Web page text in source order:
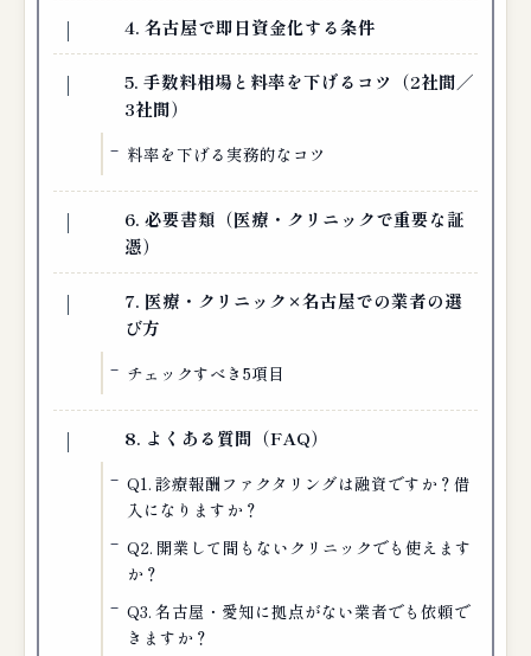
4. 名古屋で即日資金化する条件
5. 手数料相場と料率を下げるコツ（2社間／
3社間）
料率を下げる実務的なコツ
6. 必要書類（医療・クリニックで重要な証
憑）
7. 医療・クリニック×名古屋での業者の選
び方
チェックすべき5項目
8. よくある質問（FAQ）
Q1. 診療報酬ファクタリングは融資ですか？借
入になりますか？
Q2. 開業して間もないクリニックでも使えます
か？
Q3. 名古屋・愛知に拠点がない業者でも依頼で
きますか？